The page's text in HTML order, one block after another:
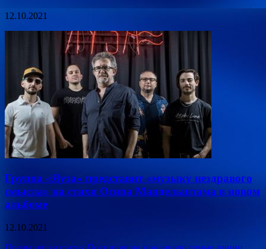
12.10.2021
Группа «Яуза» представит «музыку нездравого
смысла» на стихи Осипа Мандельштама в новом
альбоме
12.10.2021